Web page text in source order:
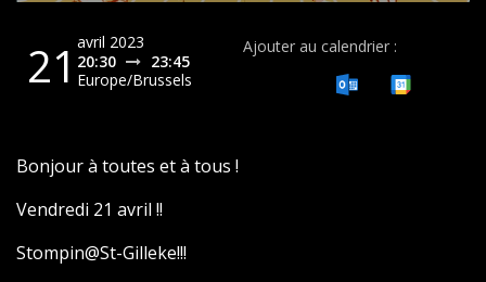
21 avril 2023
20:30
23:45
Europe/Brussels
Ajouter au calendrier :
Bonjour à toutes et à tous !
Vendredi 21 avril !!
Stompin@St-Gilleke!!!